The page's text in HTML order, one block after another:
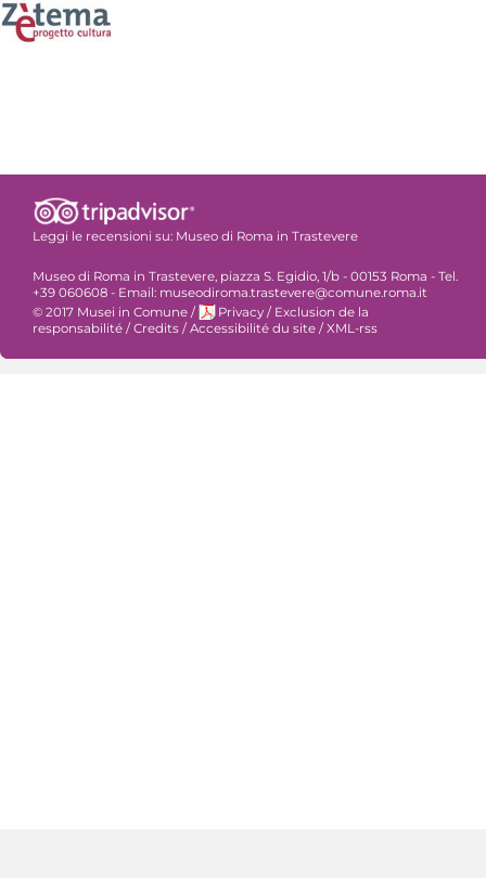
Leggi le recensioni su: Museo di Roma in Trastevere
Museo di Roma in Trastevere, piazza S. Egidio, 1/b - 00153 Roma - Tel.
+39 060608 - Email: museodiroma.trastevere@comune.roma.it
© 2017 Musei in Comune / Privacy / Exclusion de la
responsabilité /Credits /Accessibilité du site /XML-rss